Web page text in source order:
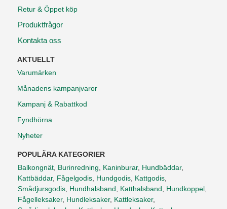
Retur & Öppet köp
Produktfrågor
Kontakta oss
AKTUELLT
Varumärken
Månadens kampanjvaror
Kampanj & Rabattkod
Fyndhörna
Nyheter
POPULÄRA KATEGORIER
Balkongnät, Burinredning, Kaninburar, Hundbäddar,
Kattbäddar, Fågelgodis, Hundgodis, Kattgodis,
Smådjursgodis, Hundhalsband, Katthalsband, Hundkoppel,
Fågelleksaker, Hundleksaker, Kattleksaker,